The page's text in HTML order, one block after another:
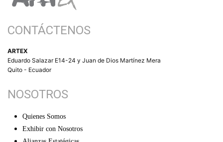
CONTÁCTENOS
ARTEX
Eduardo Salazar E14-24 y Juan de Dios Martínez Mera
Quito - Ecuador
NOSOTROS
Quienes Somos
Exhibir con Nosotros